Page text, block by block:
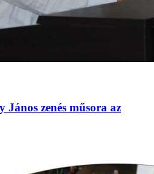
János zenés műsora az